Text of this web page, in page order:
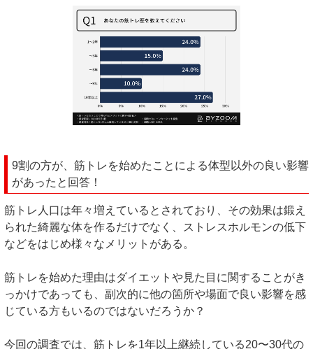
9割の方が、筋トレを始めたことによる体型以外の良い影響
があったと回答！
筋トレ人口は年々増えているとされており、その効果は鍛え
られた綺麗な体を作るだけでなく、ストレスホルモンの低下
などをはじめ様々なメリットがある。
筋トレを始めた理由はダイエットや見た目に関することがき
っかけであっても、副次的に他の箇所や場面で良い影響を感
じている方もいるのではないだろうか？
今回の調査では、筋トレを1年以上継続している20〜30代の